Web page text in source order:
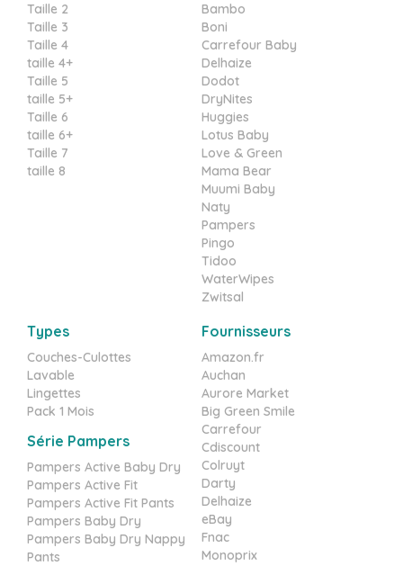
Taille 2
Taille 3
Taille 4
taille 4+
Taille 5
taille 5+
Taille 6
taille 6+
Taille 7
taille 8
Bambo
Boni
Carrefour Baby
Delhaize
Dodot
DryNites
Huggies
Lotus Baby
Love & Green
Mama Bear
Muumi Baby
Naty
Pampers
Pingo
Tidoo
WaterWipes
Zwitsal
Types
Couches-Culottes
Lavable
Lingettes
Pack 1 Mois
Série Pampers
Pampers Active Baby Dry
Pampers Active Fit
Pampers Active Fit Pants
Pampers Baby Dry
Pampers Baby Dry Nappy
Pants
Fournisseurs
Amazon.fr
Auchan
Aurore Market
Big Green Smile
Carrefour
Cdiscount
Colruyt
Darty
Delhaize
eBay
Fnac
Monoprix